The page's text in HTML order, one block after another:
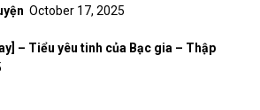
October 17, 2025
– Tiểu yêu tinh của Bạc gia – Thập